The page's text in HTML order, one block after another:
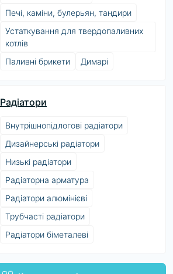
Печі, каміни, булерьян, тандири
Устаткування для твердопаливних
котлів
Паливні брикети
Димарі
Радіатори
Внутрішнопідлогові радіатори
Дизайнерські радіатори
Низькі радіатори
Радіаторна арматура
Радіатори алюмінієві
Трубчасті радіатори
Радіатори біметалеві